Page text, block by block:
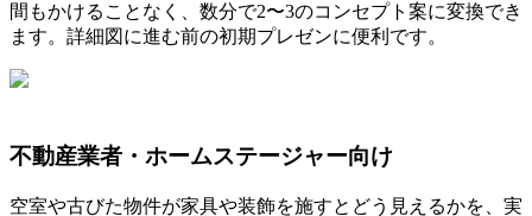
間もかけることなく、数分で2〜3のコンセプト案に変換でき
ます。詳細図に進む前の初期プレゼンに便利です。
不動産業者・ホームステージャー向け
空室や古びた物件が家具や装飾を施すとどう見えるかを、実